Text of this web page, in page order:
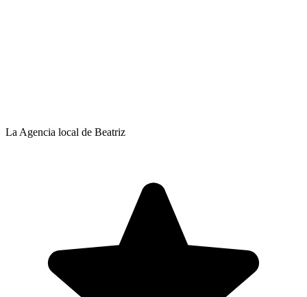
La Agencia local de Beatriz